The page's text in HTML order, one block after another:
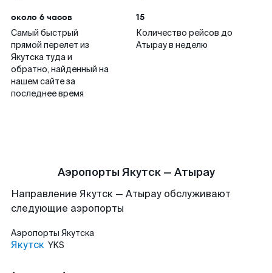
около 6 часов
Самый быстрый
прямой перелет из
Якутска туда и
обратно, найденный на
нашем сайте за
последнее время
15
Количество рейсов до
Атырау в неделю
Аэропорты Якутск — Атырау
Направление Якутск — Атырау обслуживают
следующие аэропорты
Аэропорты Якутска
Якутск YKS